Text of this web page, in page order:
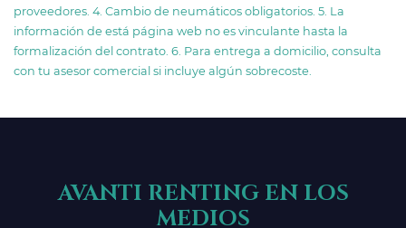
proveedores. 4. Cambio de neumáticos obligatorios. 5. La
información de está página web no es vinculante hasta la
formalización del contrato. 6. Para entrega a domicilio, consulta
con tu asesor comercial si incluye algún sobrecoste.
AVANTI RENTING EN LOS
MEDIOS